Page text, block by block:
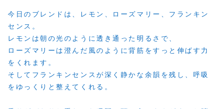
今日のブレンドは、レモン、ローズマリー、フランキン
センス。
レモンは朝の光のように透き通った明るさで、
ローズマリーは澄んだ風のように背筋をすっと伸ばす力
をくれます。
そしてフランキンセンスが深く静かな余韻を残し、呼吸
をゆっくりと整えてくれる。